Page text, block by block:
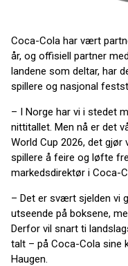
Coca-Cola har vært
år, og offisiell partner
landene som deltar, har
spillere og nasjonal
– I Norge har vi i stedet
nittitallet. Men nå er det
World Cup 2026, det gjør
spillere å feire og løfte
markedsdirektør i Coca-
– Det er svært sjelden vi
utseende på boksene,
Derfor vil snart ti
talt – på Coca-Cola sine
Haugen.